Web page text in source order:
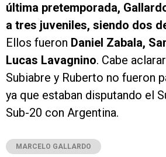
última pretemporada,
a tres juveniles, siendo dos
Ellos fueron Daniel Zabala,
Lucas Lavagnino. Cabe
Subiabre y Ruberto no fueron
ya que estaban disputando el
Sub-20 con Argentina.
MARCELO GALLARDO